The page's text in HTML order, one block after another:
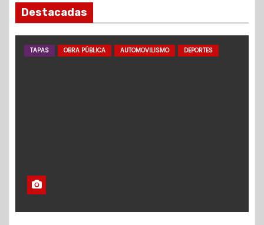
Destacadas
TAPAS OBRA PÚBLICA AUTOMOVILISMO DEPORTES